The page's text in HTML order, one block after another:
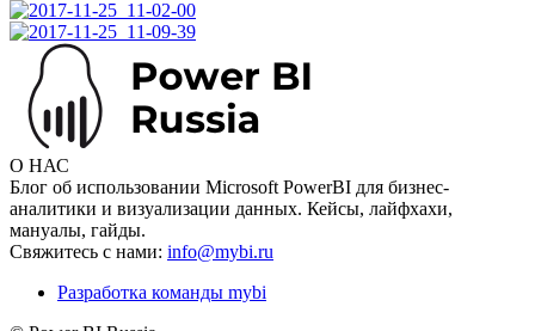
О НАС
Блог об использовании Microsoft PowerBI для бизнес-
аналитики и визуализации данных. Кейсы, лайфхахи,
мануалы, гайды.
Свяжитесь с нами: info@mybi.ru
Разработка команды mybi